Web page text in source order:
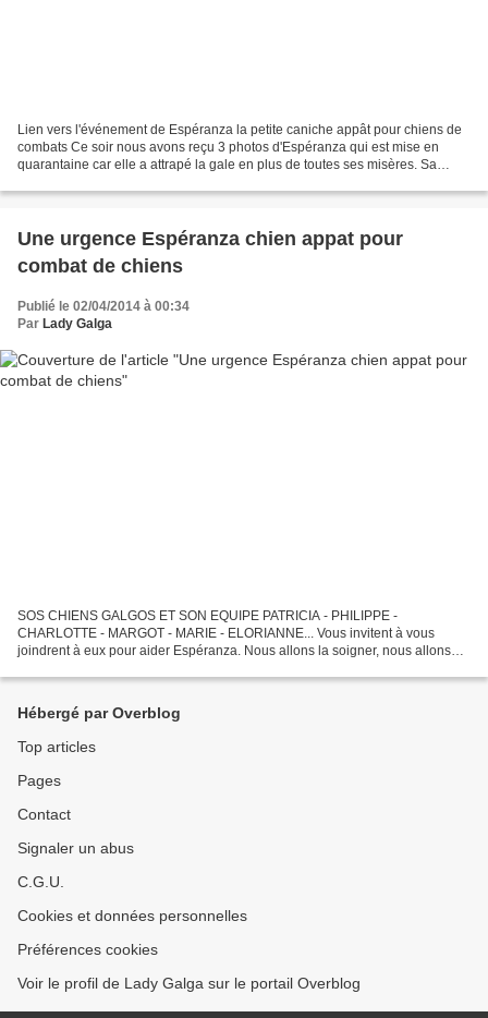
Lien vers l'événement de Espéranza la petite caniche appât pour chiens de
combats Ce soir nous avons reçu 3 photos d'Espéranza qui est mise en
quarantaine car elle a attrapé la gale en plus de toutes ses misères. Sa
Une urgence Espéranza chien appat pour
combat de chiens
Publié le 02/04/2014 à 00:34
Par Lady Galga
SOS CHIENS GALGOS ET SON EQUIPE PATRICIA - PHILIPPE -
CHARLOTTE - MARGOT - MARIE - ELORIANNE... Vous invitent à vous
joindrent à eux pour aider Espéranza. Nous allons la soigner, nous allons
Hébergé par Overblog
Top articles
Pages
Contact
Signaler un abus
C.G.U.
Cookies et données personnelles
Préférences cookies
Voir le profil de Lady Galga sur le portail Overblog